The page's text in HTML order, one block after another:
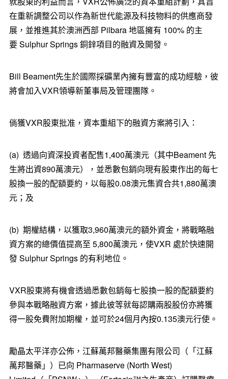
在重新調整公司以作為新世代能源及科技物料的供應商發
展，並推進其於澳洲西部 Pilbara 地區擁有 100% 的主
要 Sulphur Springs 銅鋅項目的融資及開發。
Bill Beament先生於國際採礦業內擁有豐富的成功經驗，彼
將會加入VXR領導新董事局及管理團隊。
倘獲VXR股東批准，資本重組下的融資方案將引入：
(a) 透過向資深投資者配售1,400萬澳元（其中Beament 先
生將出資890萬澳元），並悉數包銷向現有股東作出的每七
股換一股的配額要約，以每股0.08澳元集資合共1,880萬澳
元；及
(b) 期權結構，以獲取3,960萬澳元的額外資金，將戰略融
資方案的總價值提高至 5,800萬澳元，使VXR 處於快速開
發 Sulphur Springs 的有利地位。
VXR股東將有機會透過悉數包銷每七股換一股的配額要約
參與本戰略融資方案，據此彼等就每認購兩股股份亦將獲
得一股免費附加期權，並可於24個月內按0.135澳元行使。
勵晶太平洋亦公佈，江蘇萬邦醫藥集團有限公司（「江蘇
萬邦醫藥」）已向 Pharmaserve (North West)